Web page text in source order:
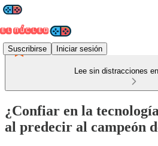
Suscribirse Iniciar sesión
Lee sin distracciones
¿Confiar en la
al predecir al campeón